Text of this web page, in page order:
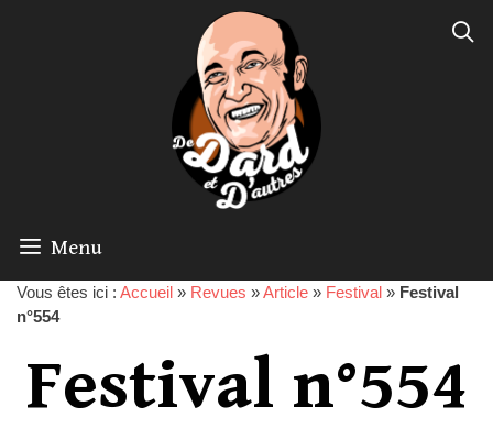
Menu
Vous êtes ici : Accueil » Revues »Article » Festival » Festival
n°554
Festival n°554